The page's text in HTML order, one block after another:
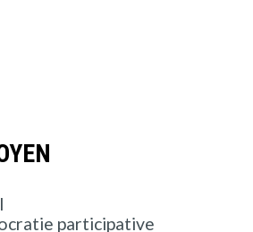
participative